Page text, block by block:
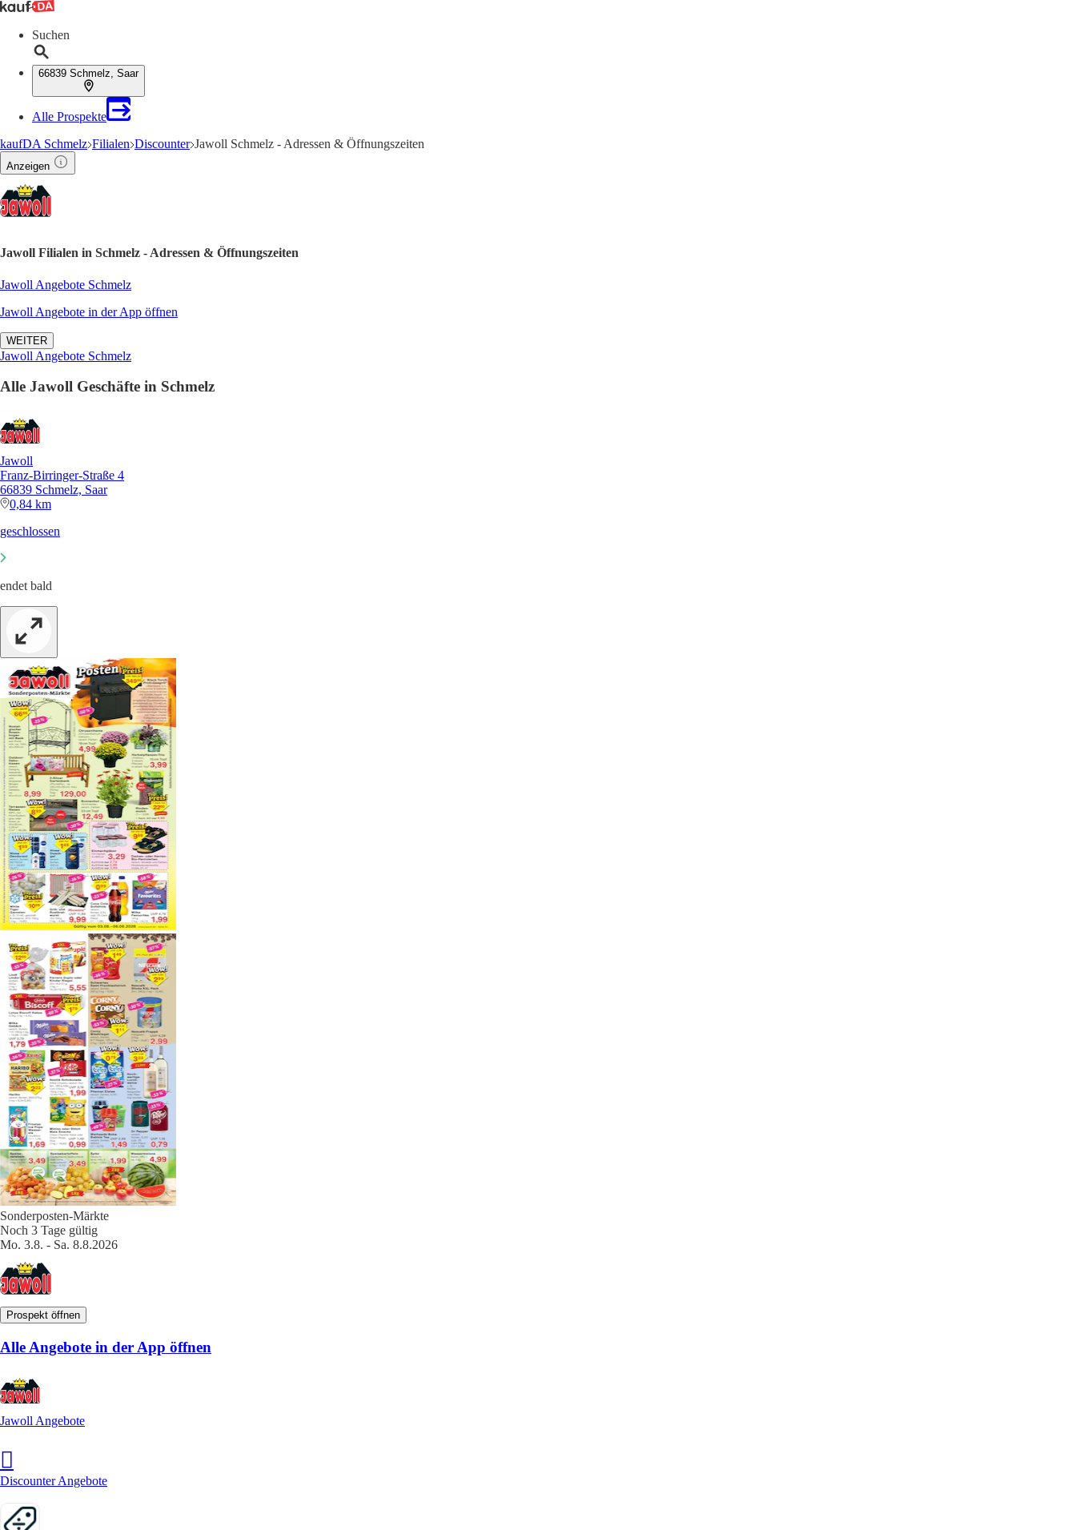
Suchen
66839 Schmelz, Saar
Alle Prospekte
kaufDA Schmelz Filialen Discounter Jawoll Schmelz - Adressen & Öffnungszeiten
Anzeigen
Jawoll Filialen in Schmelz - Adressen & Öffnungszeiten
Jawoll Angebote Schmelz
Jawoll Angebote in der App öffnen
WEITER
Jawoll Angebote Schmelz
Alle Jawoll Geschäfte in Schmelz
Jawoll
Franz-Birringer-Straße 4
66839 Schmelz, Saar
0,84 km
geschlossen
endet bald
Sonderposten-Märkte
Noch 3 Tage gültig
Mo. 3.8. - Sa. 8.8.2026
Prospekt öffnen
Alle Angebote in der App öffnen
Jawoll Angebote
Discounter Angebote